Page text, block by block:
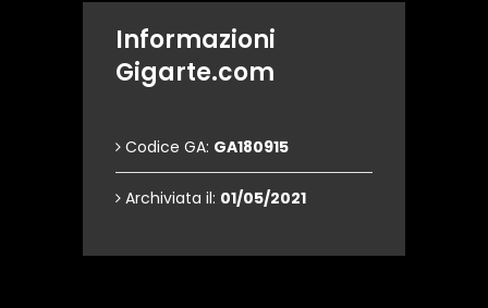
Informazioni
Gigarte.com
Codice GA: GA180915
Archiviata il: 01/05/2021